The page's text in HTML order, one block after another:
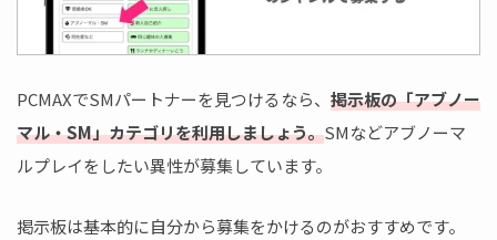
PCMAXでSMパートナーを見つけるなら、 掲示板の「アブノー
マル・SM」カテゴリを利用しましょう。SMなどアブノーマ
ルプレイをしたい異性が募集しています。
掲示板は基本的に自分から募集をかけるのがおすすめです。